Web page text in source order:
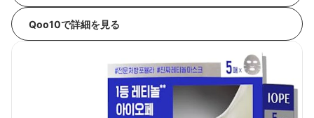
Qoo10で詳細を見る